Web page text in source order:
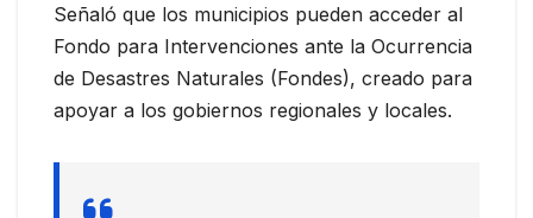
Señaló que los municipios pueden acceder al
Fondo para Intervenciones ante la Ocurrencia
de Desastres Naturales (Fondes), creado para
apoyar a los gobiernos regionales y locales.